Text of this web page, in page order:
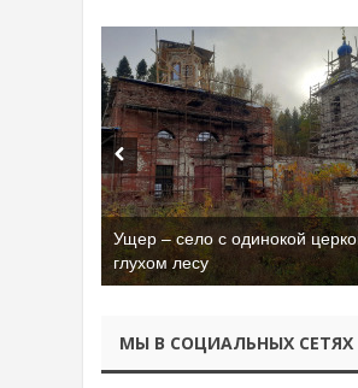
Ущер – село с одинокой
глухом лесу
МЫ В СОЦИАЛЬНЫХ СЕТЯХ